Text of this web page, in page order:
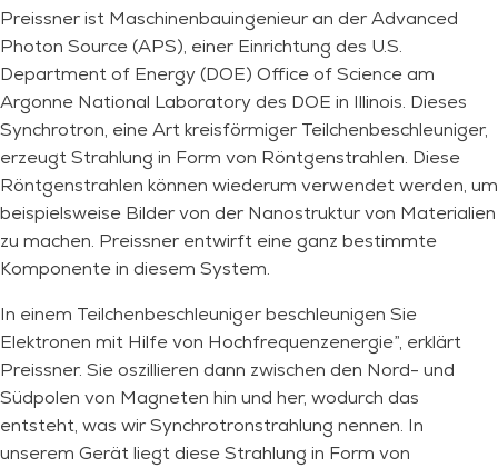
Preissner ist Maschinenbauingenieur an der Advanced
Photon Source (APS), einer Einrichtung des U.S.
Department of Energy (DOE) Office of Science am
Argonne National Laboratory des DOE in Illinois. Dieses
Synchrotron, eine Art kreisförmiger Teilchenbeschleuniger,
erzeugt Strahlung in Form von Röntgenstrahlen. Diese
Röntgenstrahlen können wiederum verwendet werden, um
beispielsweise Bilder von der Nanostruktur von Materialien
zu machen. Preissner entwirft eine ganz bestimmte
Komponente in diesem System.
In einem Teilchenbeschleuniger beschleunigen Sie
Elektronen mit Hilfe von Hochfrequenzenergie”, erklärt
Preissner. Sie oszillieren dann zwischen den Nord- und
Südpolen von Magneten hin und her, wodurch das
entsteht, was wir Synchrotronstrahlung nennen. In
unserem Gerät liegt diese Strahlung in Form von